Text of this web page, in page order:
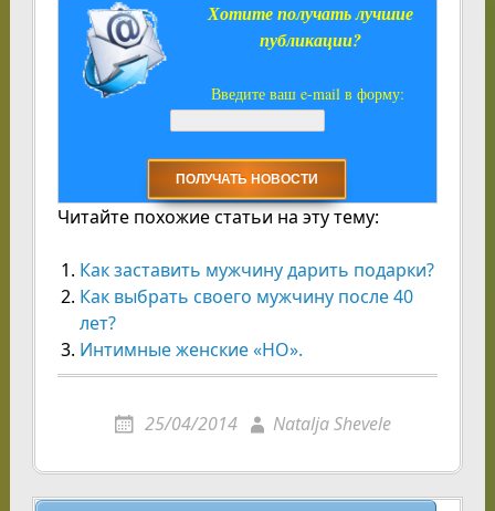
Хотите получать лучшие
публикации?
Введите ваш e-mail в форму:
Читайте похожие статьи на эту тему:
Как заставить мужчину дарить подарки?
Как выбрать своего мужчину после 40
лет?
Интимные женские «НО».
25/04/2014 Natalja Shevele